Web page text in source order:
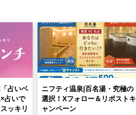
占いベ
占いで
ッキリ
ニフティ温泉|百名湯・究極の
選択！Xフォロー＆リポストキ
ャンペーン